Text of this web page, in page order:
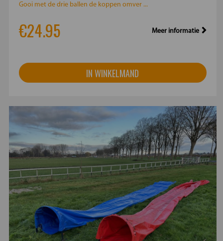
Gooi met de drie ballen de koppen omver ...
€24.95 Meer informatie
IN WINKELMAND